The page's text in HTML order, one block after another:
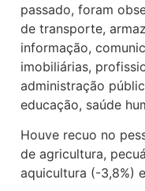
passado, foram
de transporte,
informação,
imobiliárias,
administração
educação, saúde
Houve recuo no
de agricultura,
aquicultura (-3,8%)